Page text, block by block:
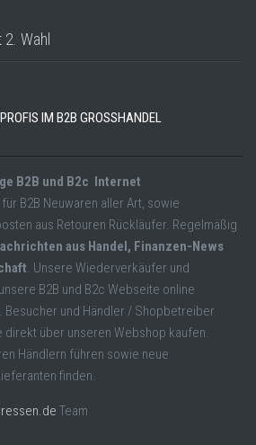
Wahl
IM B2B GROSSHANDEL
B2B und B2c Internet
für B2B Neuwaren aller Art, sowie
aus Retouren Rückläufer. Regelmäßig
aus Handel, Finanzen-News
. Unsere Wiederverkäufer und
B2B und B2c Webseite online
und Händler / Shopbetreiber
direkt über unseren Webshop kaufen.
Händlern führen sowie neue
finden.
Team